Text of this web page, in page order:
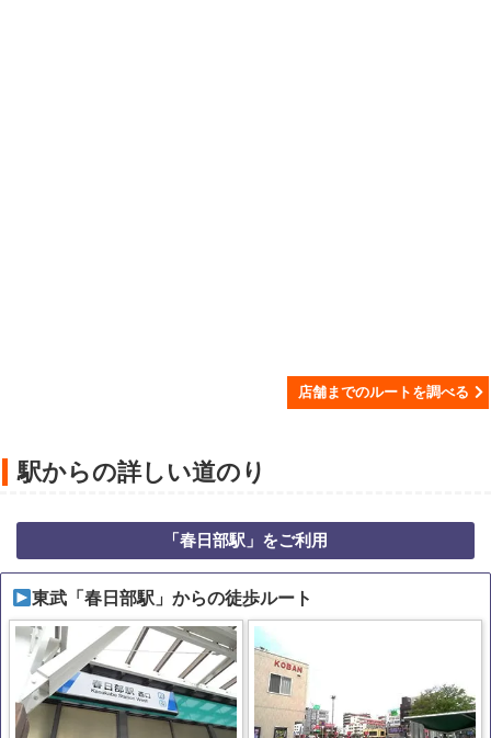
店舗までのルートを調べる
駅からの詳しい道のり
「春日部駅」をご利用
東武「春日部駅」からの徒歩ルート